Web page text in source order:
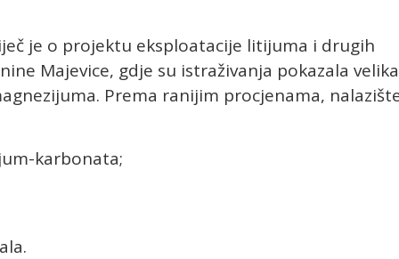
je o projektu eksploatacije litijuma i drugih
Majevice, gdje su istraživanja pokazala velika
Prema ranijim procjenama,
karbonata;